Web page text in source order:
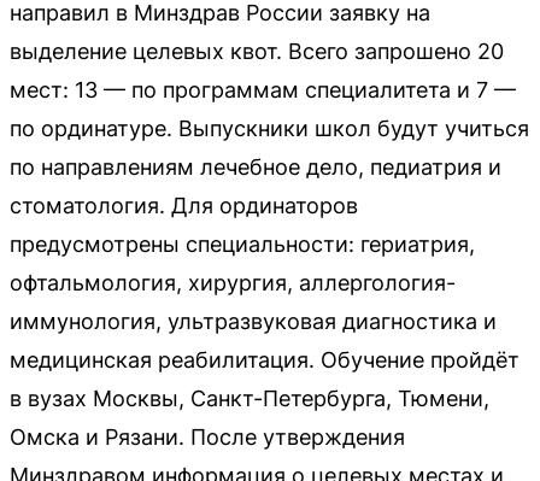
направил в Минздрав России заявку на
выделение целевых квот. Всего запрошено 20
мест: 13 — по программам специалитета и 7 —
по ординатуре. Выпускники школ будут учиться
по направлениям лечебное дело, педиатрия и
стоматология. Для ординаторов
предусмотрены специальности: гериатрия,
офтальмология, хирургия, аллергология-
иммунология, ультразвуковая диагностика и
медицинская реабилитация. Обучение пройдёт
в вузах Москвы, Санкт-Петербурга, Тюмени,
Омска и Рязани. После утверждения
Минздравом информация о целевых местах и